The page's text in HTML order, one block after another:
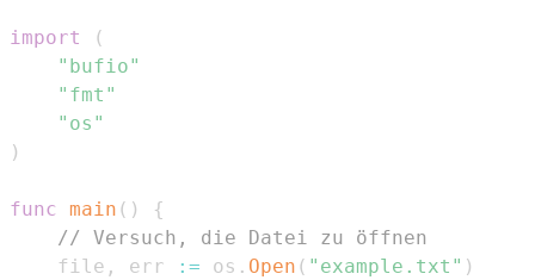
import
(
"bufio"
"fmt"
"os"
)
func main ( )
{
// Versuch, die Datei zu öffnen
	file
, err := os . Open ( "example.txt" )